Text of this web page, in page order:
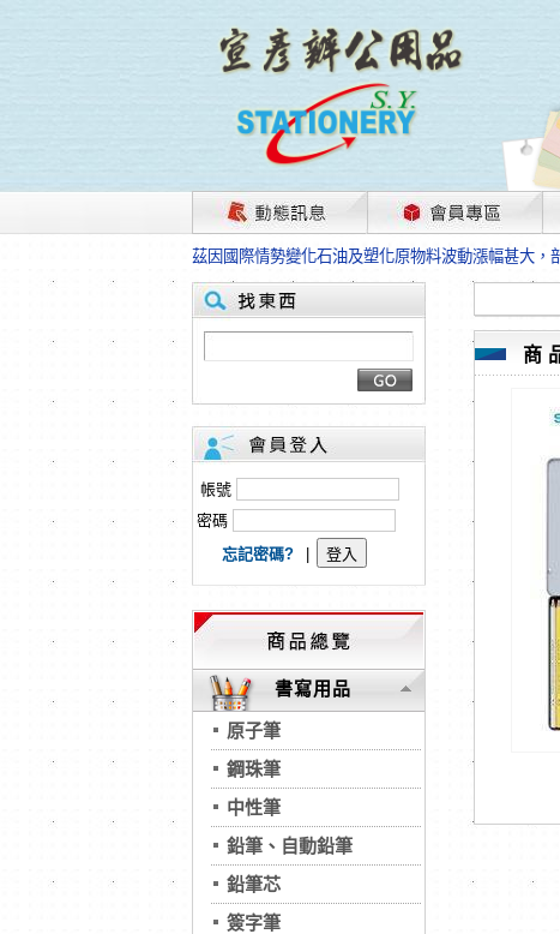
茲因國際情勢變化石油及塑化原物料波動漲幅甚大
本網站免費註冊，所標示的商品單價皆為“未稅價格”
HP、EPSON、CANON原廠耗材價格浮動，下單前
本網站免費註冊，所標示的商品單價皆為“未稅價格”
匯款客戶請注意！因商品繁複來不及發現短缺，遂
本網站免費註冊，所標示的商品單價皆為“未稅價格”
茲因國際情勢變化石油及塑化原物料波動漲幅甚大
本網站免費註冊，所標示的商品單價皆為“未稅價格”
HP、EPSON、CANON原廠耗材價格浮動，下單前
本網站免費註冊，所標示的商品單價皆為“未稅價格”
匯款客戶請注意！因商品繁複來不及發現短缺，遂
本網站免費註冊，所標示的商品單價皆為“未稅價格”
帳號
密碼
忘記密碼?
書寫用品
原子筆
鋼珠筆
中性筆
鉛筆、自動鉛筆
鉛筆芯
簽字筆
商